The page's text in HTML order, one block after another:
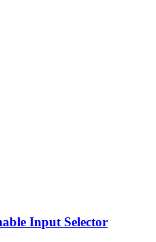
Input Selector